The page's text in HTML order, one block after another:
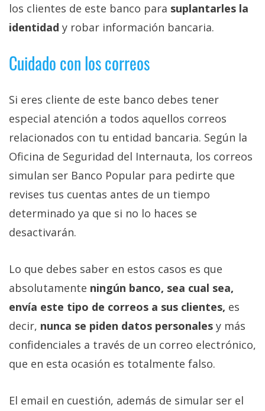
Contacto
/
nosotros
/
/
Cambiar
opciones
privacidad
/
Aviso
Legal
digital donde
encontrarás
todas las
tecnología,
móviles,
ordenadores,
apps,
videojuegos,
tutoriales.
los clientes de este banco para suplantarles la
identidad y robar información bancaria.
Cuidado con los correos
Si eres cliente de este banco debes tener
especial atención a todos aquellos correos
relacionados con tu entidad bancaria. Según la
Oficina de Seguridad del Internauta, los correos
simulan ser Banco Popular para pedirte que
revises tus cuentas antes de un tiempo
determinado ya que si no lo haces se
desactivarán.
Lo que debes saber en estos casos es que
absolutamente ningún banco, sea cual sea,
envía este tipo de correos a sus clientes, es
decir, nunca se piden datos personales y más
confidenciales a través de un correo electrónico,
que en esta ocasión es totalmente falso.
El email en cuestión, además de simular ser el